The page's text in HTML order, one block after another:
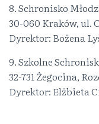
8. Schronisko
30-060 Kraków, ul.
Dyrektor: Bożena
9. Szkolne
32-731 Żegocina,
Dyrektor: Elżbieta